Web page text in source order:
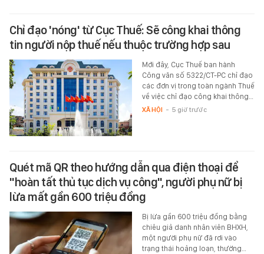
Chỉ đạo 'nóng' từ Cục Thuế: Sẽ công khai thông
tin người nộp thuế nếu thuộc trường hợp sau
Mới đây, Cục Thuế ban hành
Công văn số 5322/CT-PC chỉ đạo
các đơn vị trong toàn ngành Thuế
về việc chỉ đạo công khai thông…
XÃ HỘI - 5 giờ trước
Quét mã QR theo hướng dẫn qua điện thoại để
"hoàn tất thủ tục dịch vụ công", người phụ nữ bị
lừa mất gần 600 triệu đồng
Bị lừa gần 600 triệu đồng bằng
chiêu giả danh nhân viên BHXH,
một người phụ nữ đã rơi vào
trạng thái hoảng loạn, thường…